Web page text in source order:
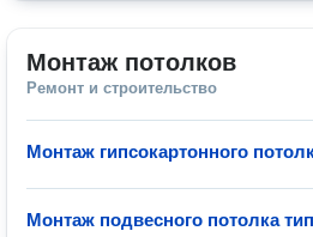
Монтаж потолков
Ремонт и строительство
Монтаж гипсокартонного
Монтаж подвесного потолка